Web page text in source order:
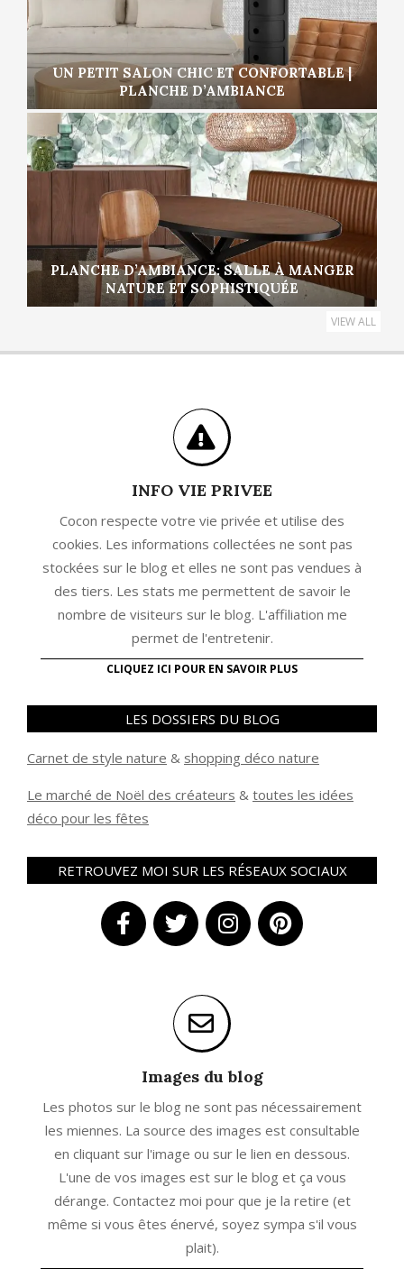
UN PETIT SALON CHIC ET CONFORTABLE |
PLANCHE D’AMBIANCE
PLANCHE D’AMBIANCE: SALLE À MANGER
NATURE ET SOPHISTIQUÉE
VIEW ALL
INFO VIE PRIVEE
Cocon respecte votre vie privée et utilise des
cookies. Les informations collectées ne sont pas
stockées sur le blog et elles ne sont pas vendues à
des tiers. Les stats me permettent de savoir le
nombre de visiteurs sur le blog. L'affiliation me
permet de l'entretenir.
CLIQUEZ ICI POUR EN SAVOIR PLUS
LES DOSSIERS DU BLOG
Carnet de style nature & shopping déco nature
Le marché de Noël des créateurs & toutes les idées
déco pour les fêtes
RETROUVEZ MOI SUR LES RÉSEAUX SOCIAUX
Images du blog
Les photos sur le blog ne sont pas nécessairement
les miennes. La source des images est consultable
en cliquant sur l'image ou sur le lien en dessous.
L'une de vos images est sur le blog et ça vous
dérange. Contactez moi pour que je la retire (et
même si vous êtes énervé, soyez sympa s'il vous
plait).